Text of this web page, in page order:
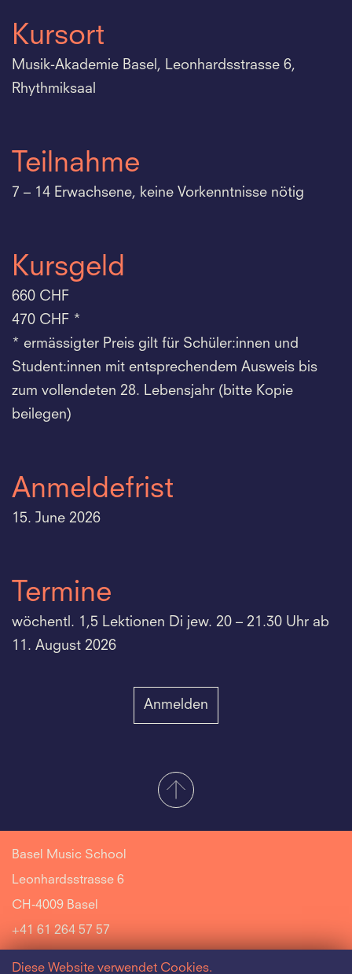
Kursort
Musik-Akademie Basel, Leonhardsstrasse 6,
Rhythmiksaal
Teilnahme
7 – 14 Erwachsene, keine Vorkenntnisse nötig
Kursgeld
660 CHF
470 CHF *
* ermässigter Preis gilt für Schüler:innen und
Student:innen mit entsprechendem Ausweis bis
zum vollendeten 28. Lebensjahr (bitte Kopie
beilegen)
Anmeldefrist
15. June 2026
Termine
wöchentl. 1,5 Lektionen Di jew. 20 – 21.30 Uhr ab
11. August 2026
Anmelden
Basel Music School
Leonhardsstrasse 6
CH-4009 Basel
+41 61 264 57 57
Diese Website verwendet Cookies.